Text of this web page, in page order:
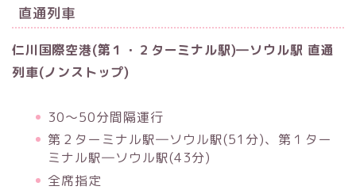
直通列車
仁川国際空港(第１・２ターミナル駅)―ソウル駅 直通
列車(ノンストップ)
30～50分間隔運行
第２ターミナル駅―ソウル駅(51分)、第１ター
ミナル駅―ソウル駅(43分)
全席指定